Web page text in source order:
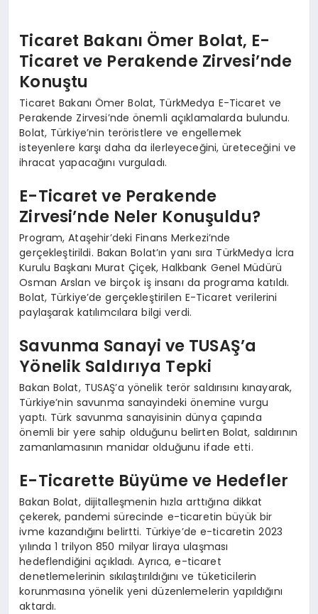
Ticaret Bakanı Ömer Bolat, E-
Ticaret ve Perakende Zirvesi’nde
Konuştu
Ticaret Bakanı Ömer Bolat, TürkMedya E-Ticaret ve
Perakende Zirvesi’nde önemli açıklamalarda bulundu.
Bolat, Türkiye’nin teröristlere ve engellemek
isteyenlere karşı daha da ilerleyeceğini, üreteceğini ve
ihracat yapacağını vurguladı.
E-Ticaret ve Perakende
Zirvesi’nde Neler Konuşuldu?
Program, Ataşehir’deki Finans Merkezi’nde
gerçekleştirildi. Bakan Bolat’ın yanı sıra TürkMedya İcra
Kurulu Başkanı Murat Çiçek, Halkbank Genel Müdürü
Osman Arslan ve birçok iş insanı da programa katıldı.
Bolat, Türkiye’de gerçekleştirilen E-Ticaret verilerini
paylaşarak katılımcılara bilgi verdi.
Savunma Sanayi ve TUSAŞ’a
Yönelik Saldırıya Tepki
Bakan Bolat, TUSAŞ’a yönelik terör saldırısını kınayarak,
Türkiye’nin savunma sanayindeki önemine vurgu
yaptı. Türk savunma sanayisinin dünya çapında
önemli bir yere sahip olduğunu belirten Bolat, saldırının
zamanlamasının manidar olduğunu ifade etti.
E-Ticarette Büyüme ve Hedefler
Bakan Bolat, dijitalleşmenin hızla arttığına dikkat
çekerek, pandemi sürecinde e-ticaretin büyük bir
ivme kazandığını belirtti. Türkiye’de e-ticaretin 2023
yılında 1 trilyon 850 milyar liraya ulaşması
hedeflendiğini açıkladı. Ayrıca, e-ticaret
denetlemelerinin sıkılaştırıldığını ve tüketicilerin
korunmasına yönelik yeni düzenlemelerin yapıldığını
aktardı.